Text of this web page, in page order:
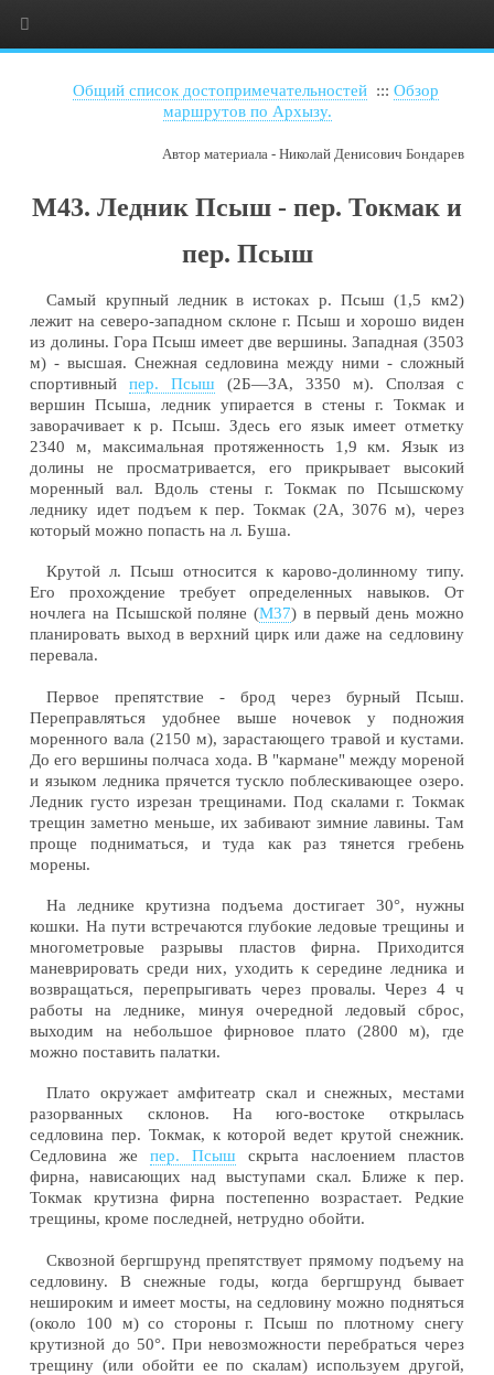
Общий список достопримечательностей::: Обзор
маршрутов по Архызу.
Автор материала - Николай Денисович Бондарев
М43. Ледник Псыш - пер. Токмак и
пер. Псыш
Самый крупный ледник в истоках р. Псыш (1,5 км2)
лежит на северо-западном склоне г. Псыш и хорошо виден
из долины. Гора Псыш имеет две вершины. Западная (3503
м) - высшая. Снежная седловина между ними - сложный
спортивныйпер. Псыш (2Б—ЗА, 3350 м). Сползая с
вершин Псыша, ледник упирается в стены г. Токмак и
заворачивает к р. Псыш. Здесь его язык имеет отметку
2340 м, максимальная протяженность 1,9 км. Язык из
долины не просматривается, его прикрывает высокий
моренный вал. Вдоль стены г. Токмак по Псышскому
леднику идет подъем к пер. Токмак (2А, 3076 м), через
который можно попасть на л. Буша.
Крутой л. Псыш относится к карово-долинному типу.
Его прохождение требует определенных навыков. От
ночлега на Псышской поляне (М37) в первый день можно
планировать выход в верхний цирк или даже на седловину
перевала.
Первое препятствие - брод через бурный Псыш.
Переправляться удобнее выше ночевок у подножия
моренного вала (2150 м), зарастающего травой и кустами.
До его вершины полчаса хода. В "кармане" между мореной
и языком ледника прячется тускло поблескивающее озеро.
Ледник густо изрезан трещинами. Под скалами г. Токмак
трещин заметно меньше, их забивают зимние лавины. Там
проще подниматься, и туда как раз тянется гребень
морены.
На леднике крутизна подъема достигает 30°, нужны
кошки. На пути встречаются глубокие ледовые трещины и
многометровые разрывы пластов фирна. Приходится
маневрировать среди них, уходить к середине ледника и
возвращаться, перепрыгивать через провалы. Через 4 ч
работы на леднике, минуя очередной ледовый сброс,
выходим на небольшое фирновое плато (2800 м), где
можно поставить палатки.
Плато окружает амфитеатр скал и снежных, местами
разорванных склонов. На юго-востоке открылась
седловина пер. Токмак, к которой ведет крутой снежник.
Седловина жепер. Псыш скрыта наслоением пластов
фирна, нависающих над выступами скал. Ближе к пер.
Токмак крутизна фирна постепенно возрастает. Редкие
трещины, кроме последней, нетрудно обойти.
Сквозной бергшрунд препятствует прямому подъему на
седловину. В снежные годы, когда бергшрунд бывает
нешироким и имеет мосты, на седловину можно подняться
(около 100 м) со стороны г. Псыш по плотному снегу
крутизной до 50°. При невозможности перебраться через
трещину (или обойти ее по скалам) используем другой,